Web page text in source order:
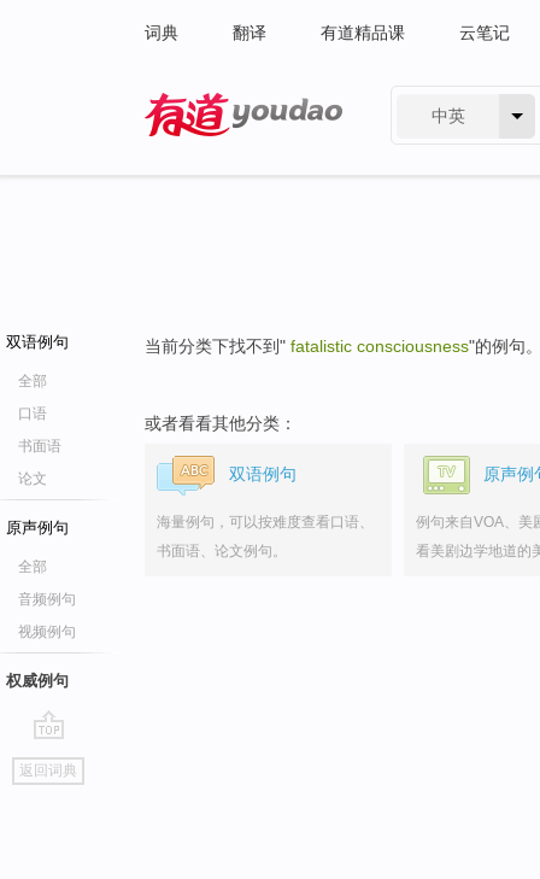
词典 翻译 有道精品课 云笔记
中英
双语例句
全部
口语
书面语
论文
原声例句
全部
音频例句
视频例句
权威例句
go
top
返回词典
当前分类下找不到" fatalistic consciousness"的例句
或者看看其他分类：
双语例句
海量例句，可以按难度查看口语、
书面语、论文例句。
原声例
例句来自VOA、美
看美剧边学地道的